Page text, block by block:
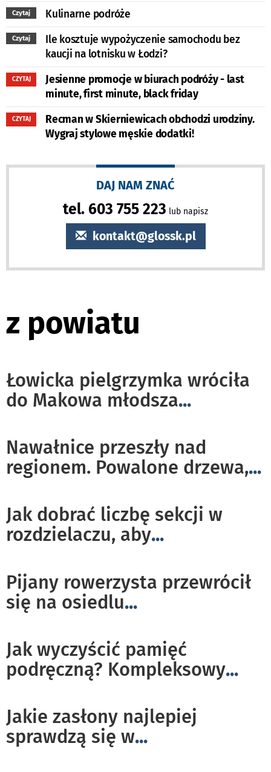
Czytaj Kulinarne podróże
Czytaj
Ile kosztuje wypożyczenie samochodu bez
kaucji na lotnisku w Łodzi?
CZYTAJ
Jesienne promocje w biurach podróży - last
minute, first minute, black friday
CZYTAJ
Recman w Skierniewicach obchodzi urodziny.
Wygraj stylowe męskie dodatki!
DAJ NAM ZNAĆ
tel. 603 755 223 lub napisz
kontakt@glossk.pl
z powiatu
Łowicka pielgrzymka wróciła
do Makowa młodsza...
Nawałnice przeszły nad
regionem. Powalone drzewa,...
Jak dobrać liczbę sekcji w
rozdzielaczu, aby...
Pijany rowerzysta przewrócił
się na osiedlu...
Jak wyczyścić pamięć
podręczną? Kompleksowy...
Jakie zasłony najlepiej
sprawdzą się w...